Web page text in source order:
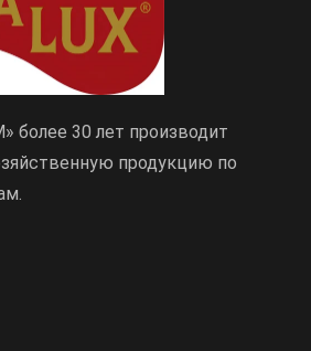
более 30 лет производит
продукцию по